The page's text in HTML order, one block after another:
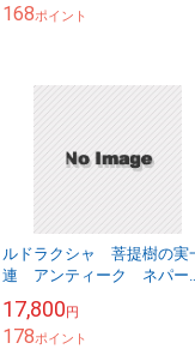
168ポイント
ルドラクシャ 菩提樹の実
連 アンティーク ネパール
17,800円
178ポイント